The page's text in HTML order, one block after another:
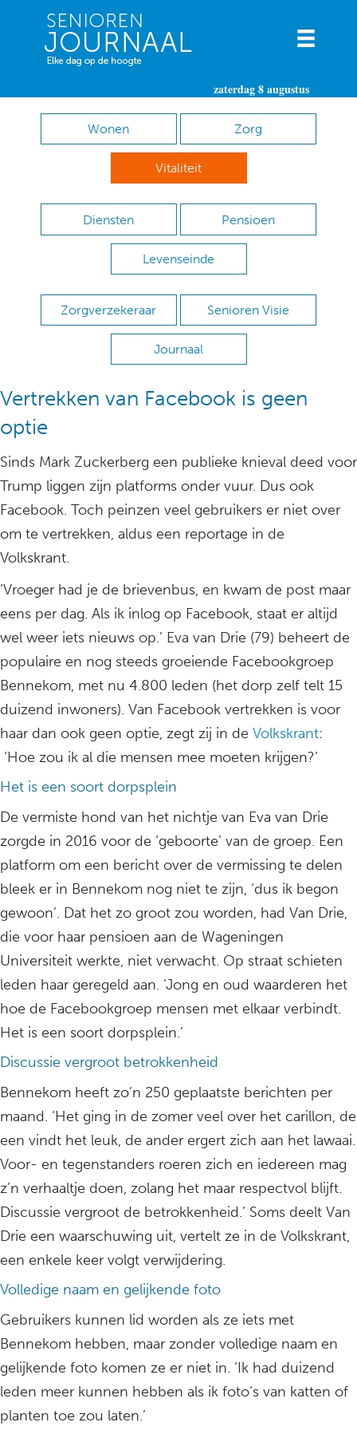
zaterdag 8 augustus
Wonen Zorg
Vitaliteit
Diensten Pensioen
Levenseinde
Zorgverzekeraar Senioren Visie
Journaal
Vertrekken van Facebook is geen
optie
Sinds Mark Zuckerberg een publieke knieval deed voor
Trump liggen zijn platforms onder vuur. Dus ook
Facebook. Toch peinzen veel gebruikers er niet over
om te vertrekken, aldus een reportage in de
Volkskrant.
‘Vroeger had je de brievenbus, en kwam de post maar
eens per dag. Als ik inlog op Facebook, staat er altijd
wel weer iets nieuws op.’ Eva van Drie (79) beheert de
populaire en nog steeds groeiende Facebookgroep
Bennekom, met nu 4.800 leden (het dorp zelf telt 15
duizend inwoners). Van Facebook vertrekken is voor
haar dan ook geen optie, zegt zij in de Volkskrant:
‘Hoe zou ik al die mensen mee moeten krijgen?’
Het is een soort dorpsplein
De vermiste hond van het nichtje van Eva van Drie
zorgde in 2016 voor de ‘geboorte’ van de groep. Een
platform om een bericht over de vermissing te delen
bleek er in Bennekom nog niet te zijn, ‘dus ik begon
gewoon’. Dat het zo groot zou worden, had Van Drie,
die voor haar pensioen aan de Wageningen
Universiteit werkte, niet verwacht. Op straat schieten
leden haar geregeld aan. ‘Jong en oud waarderen het
hoe de Facebookgroep mensen met elkaar verbindt.
Het is een soort dorpsplein.’
Discussie vergroot betrokkenheid
Bennekom heeft zo’n 250 geplaatste berichten per
maand. ‘Het ging in de zomer veel over het carillon, de
een vindt het leuk, de ander ergert zich aan het lawaai.
Voor- en tegenstanders roeren zich en iedereen mag
z’n verhaaltje doen, zolang het maar respectvol blijft.
Discussie vergroot de betrokkenheid.’ Soms deelt Van
Drie een waarschuwing uit, vertelt ze in de Volkskrant,
een enkele keer volgt verwijdering.
Volledige naam en gelijkende foto
Gebruikers kunnen lid worden als ze iets met
Bennekom hebben, maar zonder volledige naam en
gelijkende foto komen ze er niet in. ‘Ik had duizend
leden meer kunnen hebben als ik foto’s van katten of
planten toe zou laten.’